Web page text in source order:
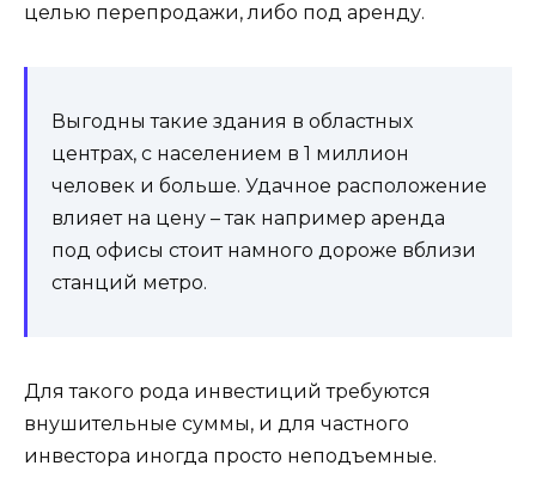
целью перепродажи, либо под аренду.
Выгодны такие здания в областных
центрах, с населением в 1 миллион
человек и больше. Удачное расположение
влияет на цену – так например аренда
под офисы стоит намного дороже вблизи
станций метро.
Для такого рода инвестиций требуются
внушительные суммы, и для частного
инвестора иногда просто неподъемные.